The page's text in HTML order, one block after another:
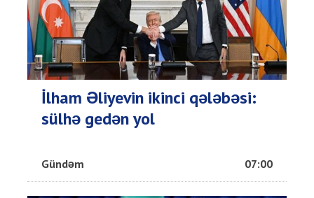
İlham Əliyevin ikinci qələbəsi:
sülhə gedən yol
Gündəm 07:00